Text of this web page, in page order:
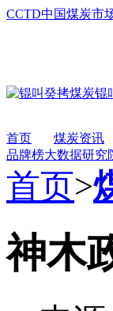
CCTD中国煤炭市
首页 煤炭资讯
品牌榜大数据研究
首页>
神木